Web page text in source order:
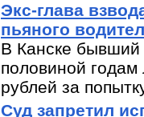
Экс-глава
пьяного
В Канске бывший
половиной
рублей за
Суд запретил